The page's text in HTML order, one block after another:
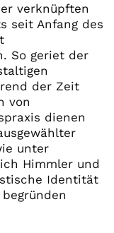
verknüpften
seit Anfang des
So geriet der
der Zeit
von
dienen
unter
Himmler und
Identität